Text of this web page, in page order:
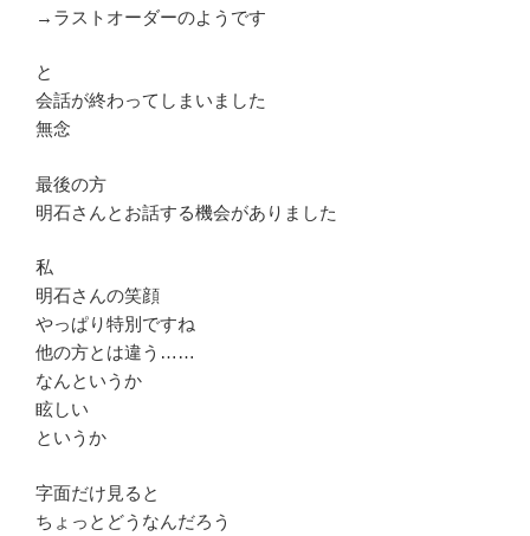
→ラストオーダーのようです
と
会話が終わってしまいました
無念
最後の方
明石さんとお話する機会がありました
私
明石さんの笑顔
やっぱり特別ですね
他の方とは違う……
なんというか
眩しい
というか
字面だけ見ると
ちょっとどうなんだろう